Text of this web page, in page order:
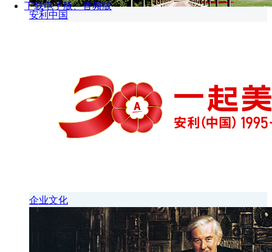
安利中国
企业文化
下载电子版、音频版